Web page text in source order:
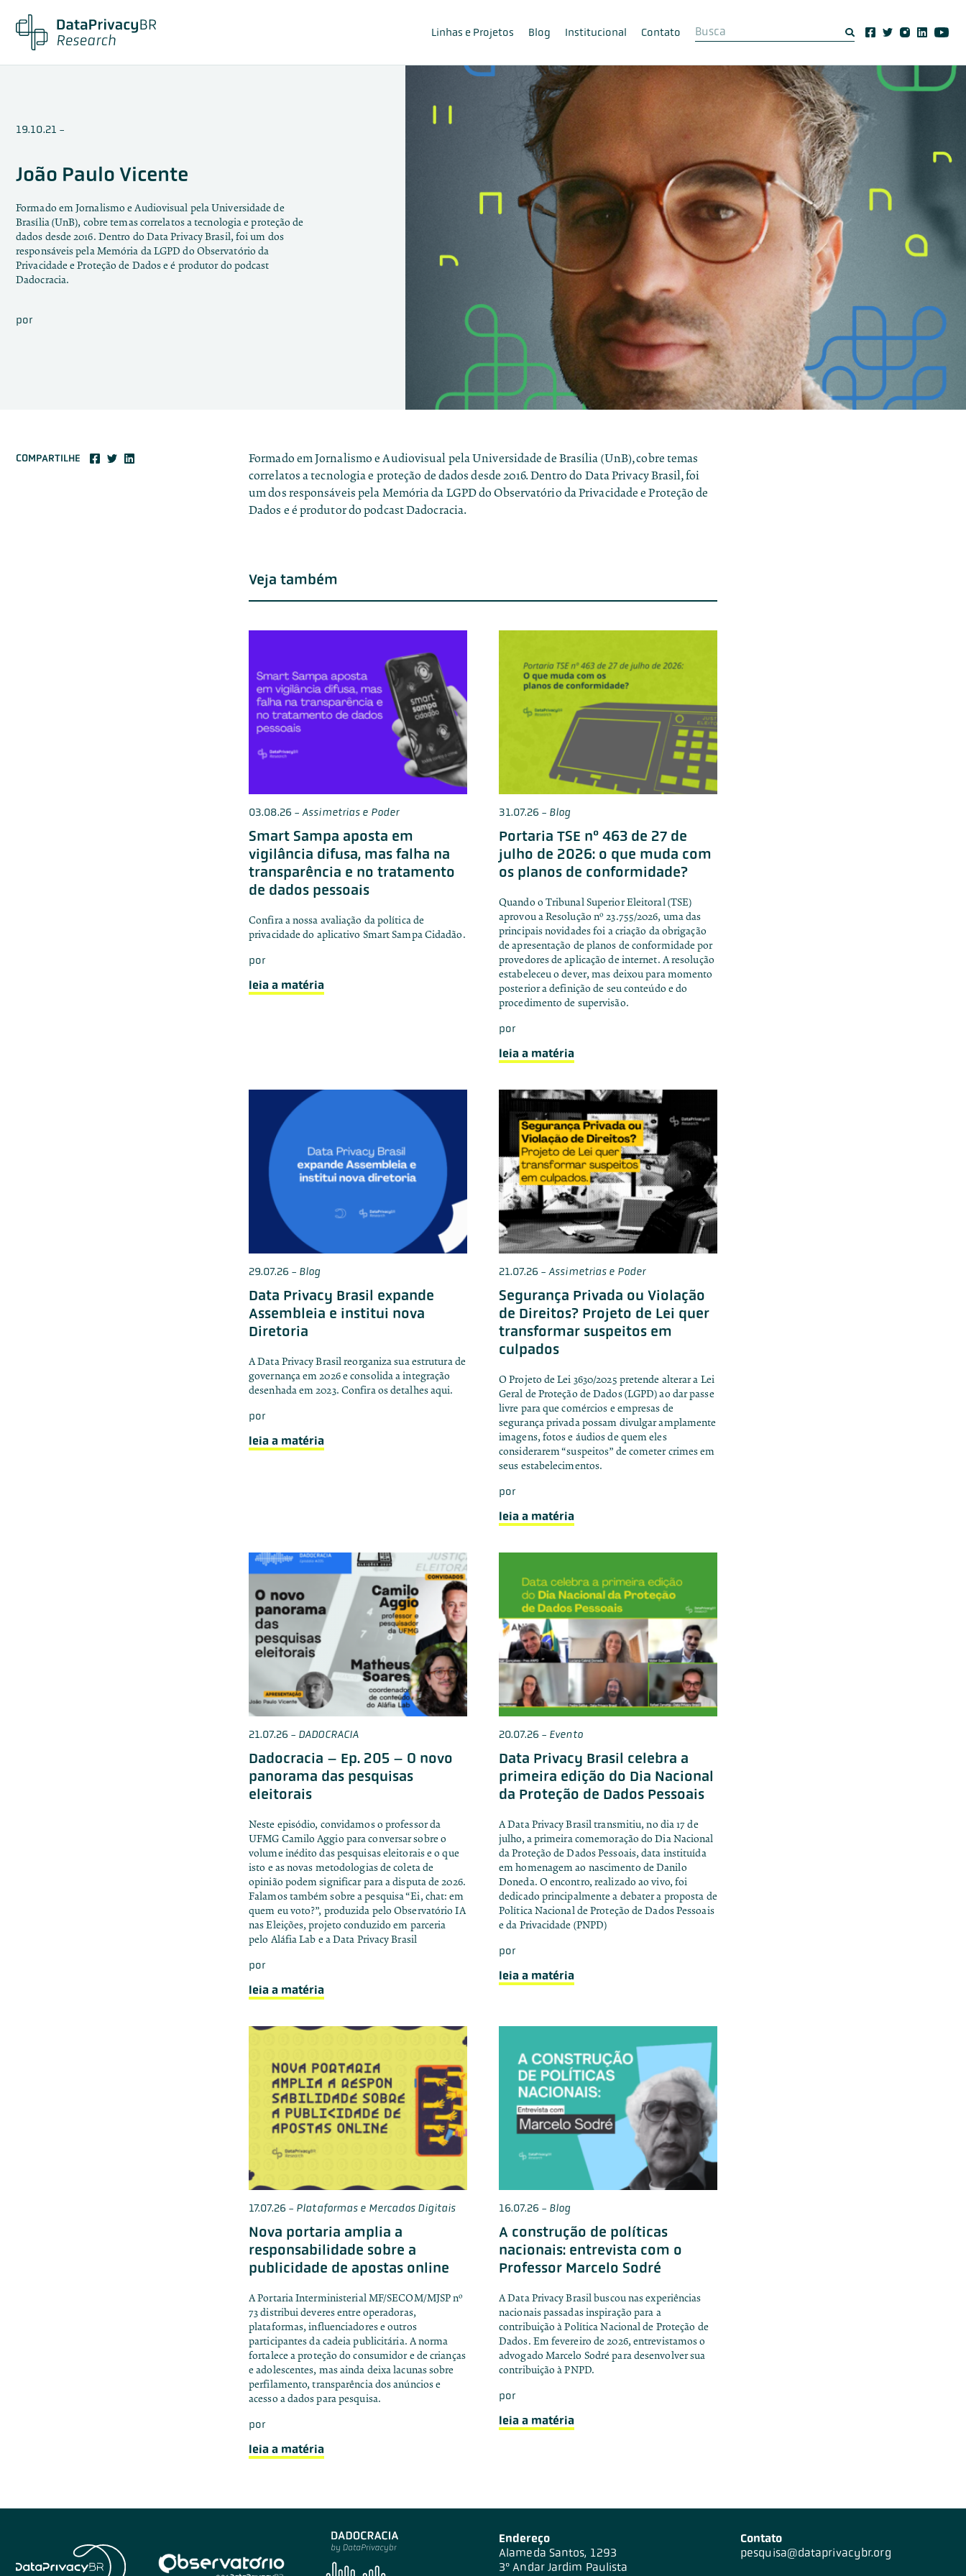
Linhas e Projetos Blog Institucional Contato
19.10.21 -
João Paulo Vicente
Formado em Jornalismo e Audiovisual pela Universidade de
Brasília (UnB), cobre temas correlatos a tecnologia e proteção de
dados desde 2016. Dentro do Data Privacy Brasil, foi um dos
responsáveis pela Memória da LGPD do Observatório da
Privacidade e Proteção de Dados e é produtor do podcast
Dadocracia.
por
COMPARTILHE
Formado em Jornalismo e Audiovisual pela Universidade de Brasília (UnB), cobre temas
correlatos a tecnologia e proteção de dados desde 2016. Dentro do Data Privacy Brasil, foi
um dos responsáveis pela Memória da LGPD do Observatório da Privacidade e Proteção de
Dados e é produtor do podcast Dadocracia.
Veja também
03.08.26 -Assimetrias e Poder
Smart Sampa aposta em
vigilância difusa, mas falha na
transparência e no tratamento
de dados pessoais
Confira a nossa avaliação da política de
privacidade do aplicativo Smart Sampa Cidadão.
por
leia a matéria
31.07.26 - Blog
Portaria TSE nº 463 de 27 de
julho de 2026: o que muda com
os planos de conformidade?
Quando o Tribunal Superior Eleitoral (TSE)
aprovou a Resolução nº 23.755/2026, uma das
principais novidades foi a criação da obrigação
de apresentação de planos de conformidade por
provedores de aplicação de internet. A resolução
estabeleceu o dever, mas deixou para momento
posterior a definição de seu conteúdo e do
procedimento de supervisão.
por
leia a matéria
29.07.26 - Blog
Data Privacy Brasil expande
Assembleia e institui nova
Diretoria
A Data Privacy Brasil reorganiza sua estrutura de
governança em 2026 e consolida a integração
desenhada em 2023. Confira os detalhes aqui.
por
leia a matéria
21.07.26 -Assimetrias e Poder
Segurança Privada ou Violação
de Direitos? Projeto de Lei quer
transformar suspeitos em
culpados
O Projeto de Lei 3630/2025 pretende alterar a Lei
Geral de Proteção de Dados (LGPD) ao dar passe
livre para que comércios e empresas de
segurança privada possam divulgar amplamente
imagens, fotos e áudios de quem eles
considerarem “suspeitos” de cometer crimes em
seus estabelecimentos.
por
leia a matéria
21.07.26 - DADOCRACIA
Dadocracia – Ep. 205 – O novo
panorama das pesquisas
eleitorais
Neste episódio, convidamos o professor da
UFMG Camilo Aggio para conversar sobre o
volume inédito das pesquisas eleitorais e o que
isto e as novas metodologias de coleta de
opinião podem significar para a disputa de 2026.
Falamos também sobre a pesquisa “Ei, chat: em
quem eu voto?”, produzida pelo Observatório IA
nas Eleições, projeto conduzido em parceria
pelo Aláfia Lab e a Data Privacy Brasil
por
leia a matéria
20.07.26 - Evento
Data Privacy Brasil celebra a
primeira edição do Dia Nacional
da Proteção de Dados Pessoais
A Data Privacy Brasil transmitiu, no dia 17 de
julho, a primeira comemoração do Dia Nacional
da Proteção de Dados Pessoais, data instituída
em homenagem ao nascimento de Danilo
Doneda. O encontro, realizado ao vivo, foi
dedicado principalmente a debater a proposta de
Política Nacional de Proteção de Dados Pessoais
e da Privacidade (PNPD)
por
leia a matéria
17.07.26 - Plataformas e Mercados Digitais
Nova portaria amplia a
responsabilidade sobre a
publicidade de apostas online
A Portaria Interministerial MF/SECOM/MJSP nº
73 distribui deveres entre operadoras,
plataformas, influenciadores e outros
participantes da cadeia publicitária. A norma
fortalece a proteção do consumidor e de crianças
e adolescentes, mas ainda deixa lacunas sobre
perfilamento, transparência dos anúncios e
acesso a dados para pesquisa.
por
leia a matéria
16.07.26 - Blog
A construção de políticas
nacionais: entrevista com o
Professor Marcelo Sodré
A Data Privacy Brasil buscou nas experiências
nacionais passadas inspiração para a
contribuição à Política Nacional de Proteção de
Dados. Em fevereiro de 2026, entrevistamos o
advogado Marcelo Sodré para desenvolver sua
contribuição à PNPD.
por
leia a matéria
Endereço
Alameda Santos, 1293
3º Andar Jardim Paulista
Contato
pesquisa@dataprivacybr.org